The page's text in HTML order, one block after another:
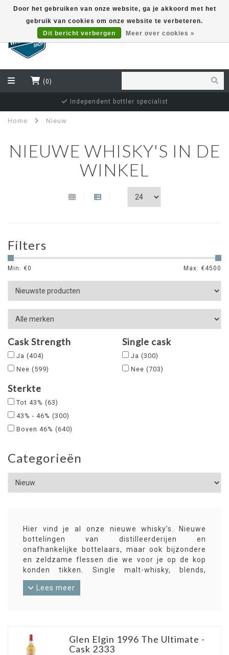
(0)
Independent bottler specialist
Home Nieuw
NIEUWE WHISKY'S IN DE
WINKEL
Filters
Min: €0 Max: €4500
Cask Strength
Ja (404)
Nee (599)
Single cask
Ja (300)
Nee (703)
Sterkte
Tot 43% (63)
43% - 46% (300)
Boven 46% (640)
Categorieën
Hier vind je al onze nieuwe whisky’s. Nieuwe
bottelingen van distilleerderijen en
onafhankelijke bottelaars, maar ook bijzondere
en zeldzame flessen die we voor je op de kop
konden tikken. Single malt-whisky, blends,
bourbon en meer uit alle windstreken. Sommige
nieuwe aanwinsten zijn alweer verdwenen
Lees meer
Glen Elgin 1996 The Ultimate -
Cask 2333
Door het gebruiken van onze website, ga je akkoord met het
gebruik van cookies om onze website te verbeteren.
Dit bericht verbergen
Meer over cookies »